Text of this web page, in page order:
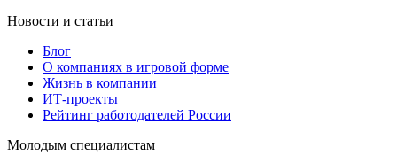
Новости и статьи
Блог
О компаниях в игровой форме
Жизнь в компании
ИТ-проекты
Рейтинг работодателей России
Молодым специалистам